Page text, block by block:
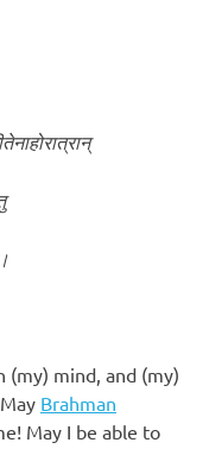
(my) mind, and (my)
Brahman
May I be able to